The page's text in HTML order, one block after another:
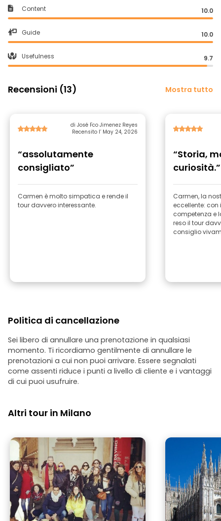
Content 10.0
Guide 10.0
Usefulness 9.7
Recensioni (13) Mostra tutto
di José Fco Jimenez Reyes
Recensito l’ May 24, 2026
“assolutamente
consigliato”
Carmen è molto simpatica e rende il
tour davvero interessante.
“Storia,
curiosità.”
Carmen, la
eccellente:
competenza e
reso il tour
consiglio
Politica di cancellazione
Sei libero di annullare una prenotazione in qualsiasi
momento. Ti ricordiamo gentilmente di annullare le
prenotazioni a cui non puoi arrivare. Essere segnalati
come assenti riduce i punti a livello di cliente e i vantaggi
di cui puoi usufruire.
Altri tour in Milano